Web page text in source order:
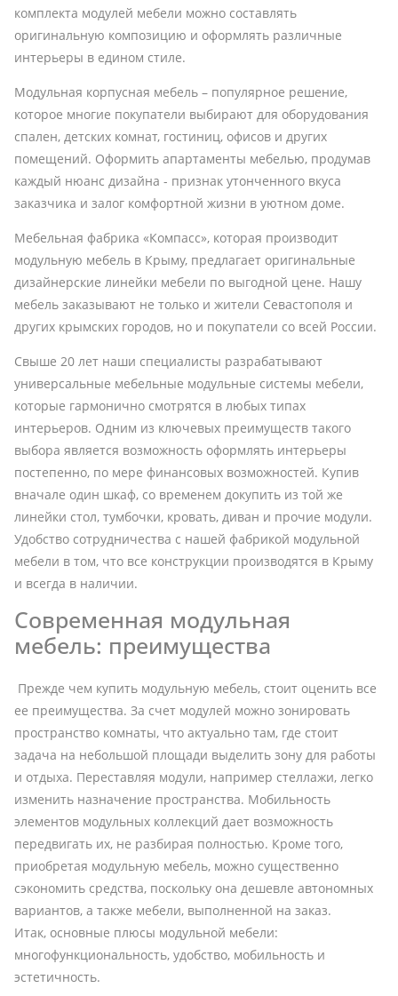
комплекта модулей мебели можно составлять
оригинальную композицию и оформлять различные
интерьеры в едином стиле.
Модульная корпусная мебель – популярное решение,
которое многие покупатели выбирают для оборудования
спален, детских комнат, гостиниц, офисов и других
помещений. Оформить апартаменты мебелью, продумав
каждый нюанс дизайна - признак утонченного вкуса
заказчика и залог комфортной жизни в уютном доме.
Мебельная фабрика «Компасс», которая производит
модульную мебель в Крыму, предлагает оригинальные
дизайнерские линейки мебели по выгодной цене. Нашу
мебель заказывают не только и жители Севастополя и
других крымских городов, но и покупатели со всей России.
Свыше 20 лет наши специалисты разрабатывают
универсальные мебельные модульные системы мебели,
которые гармонично смотрятся в любых типах
интерьеров. Одним из ключевых преимуществ такого
выбора является возможность оформлять интерьеры
постепенно, по мере финансовых возможностей. Купив
вначале один шкаф, со временем докупить из той же
линейки стол, тумбочки, кровать, диван и прочие модули.
Удобство сотрудничества с нашей фабрикой модульной
мебели в том, что все конструкции производятся в Крыму
и всегда в наличии.
Современная модульная
мебель: преимущества
Прежде чем купить модульную мебель, стоит оценить все
ее преимущества. За счет модулей можно зонировать
пространство комнаты, что актуально там, где стоит
задача на небольшой площади выделить зону для работы
и отдыха. Переставляя модули, например стеллажи, легко
изменить назначение пространства. Мобильность
элементов модульных коллекций дает возможность
передвигать их, не разбирая полностью. Кроме того,
приобретая модульную мебель, можно существенно
сэкономить средства, поскольку она дешевле автономных
вариантов, а также мебели, выполненной на заказ.
Итак, основные плюсы модульной мебели:
многофункциональность, удобство, мобильность и
эстетичность.